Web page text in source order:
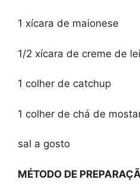
1 xícara de maionese
1/2 xícara de creme de
1 colher de catchup
1 colher de chá de
sal a gosto
MÉTODO DE